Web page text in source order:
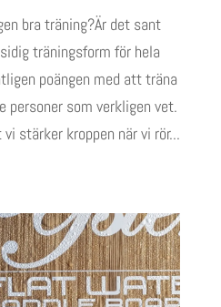
bra träning?Är det sant
träningsform för hela
poängen med att träna
personer som verkligen vet.
stärker kroppen när vi rör...